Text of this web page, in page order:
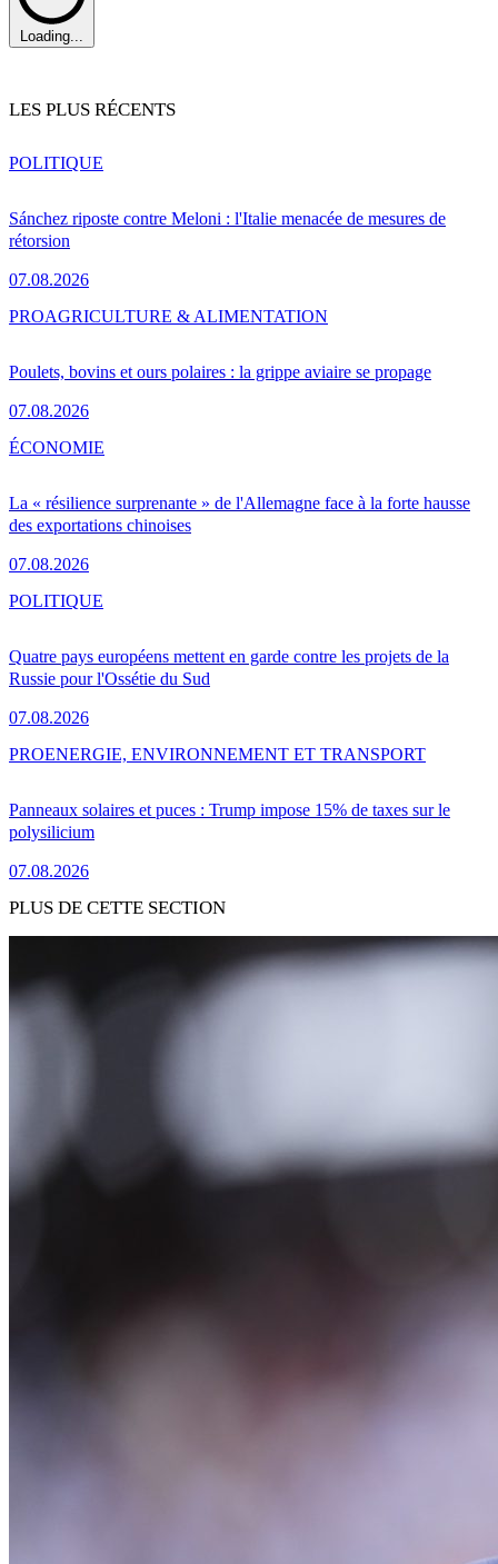
Loading...
LES PLUS RÉCENTS
Sánchez riposte contre Meloni : l'Italie menacée de mesures de
rétorsion
07.08.2026
POLITIQUE
Poulets, bovins et ours polaires : la grippe aviaire se propage
07.08.2026
PROAGRICULTURE & ALIMENTATION
La « résilience surprenante » de l'Allemagne face à la forte hausse
des exportations chinoises
07.08.2026
ÉCONOMIE
Quatre pays européens mettent en garde contre les projets de la
Russie pour l'Ossétie du Sud
07.08.2026
POLITIQUE
Panneaux solaires et puces : Trump impose 15% de taxes sur le
polysilicium
07.08.2026
PROENERGIE, ENVIRONNEMENT ET TRANSPORT
PLUS DE CETTE SECTION